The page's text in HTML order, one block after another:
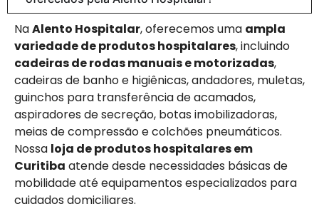
NaAlento Hospitalar, oferecemos uma ampla
variedade de produtos hospitalares, incluindo
cadeiras de rodas manuais e motorizadas,
cadeiras de banho e higiênicas, andadores, muletas,
guinchos para transferência de acamados,
aspiradores de secreção, botas imobilizadoras,
meias de compressão e colchões pneumáticos.
Nossa loja de produtos hospitalares em
Curitiba atende desde necessidades básicas de
mobilidade até equipamentos especializados para
cuidados domiciliares.